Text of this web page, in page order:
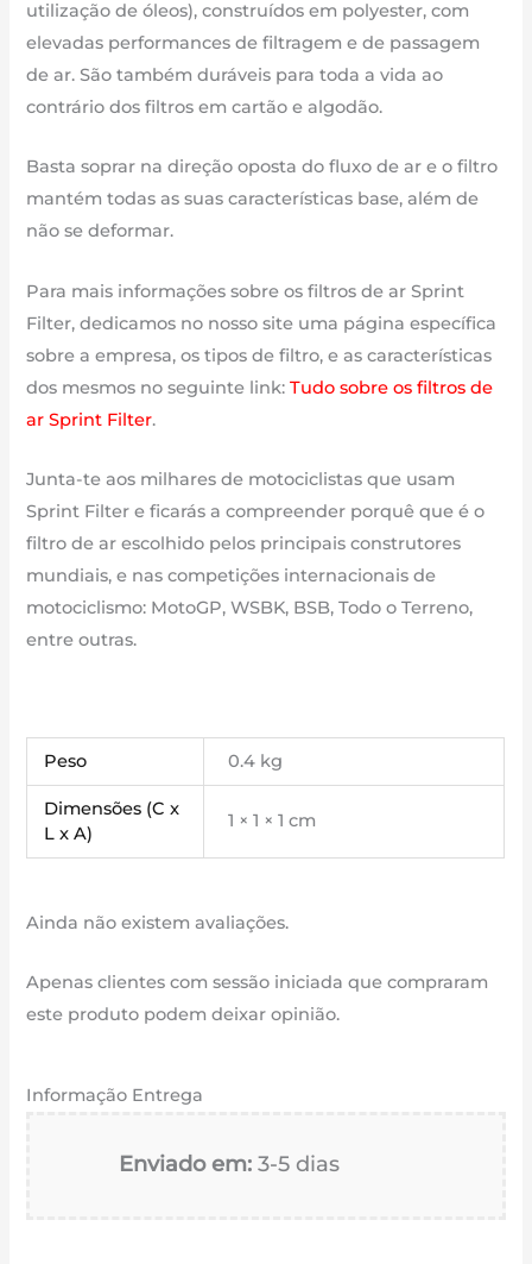
utilização de óleos), construídos em polyester, com
elevadas performances de filtragem e de passagem
de ar. São também duráveis para toda a vida ao
contrário dos filtros em cartão e algodão.
Basta soprar na direção oposta do fluxo de ar e o filtro
mantém todas as suas características base, além de
não se deformar.
Para mais informações sobre os filtros de ar Sprint
Filter, dedicamos no nosso site uma página específica
sobre a empresa, os tipos de filtro, e as características
dos mesmos no seguinte link:Tudo sobre os filtros de
ar Sprint Filter.
Junta-te aos milhares de motociclistas que usam
Sprint Filter e ficarás a compreender porquê que é o
filtro de ar escolhido pelos principais construtores
mundiais, e nas competições internacionais de
motociclismo: MotoGP, WSBK, BSB, Todo o Terreno,
entre outras.
Peso 0.4 kg
Dimensões (C x
L x A)
1 × 1 × 1 cm
Ainda não existem avaliações.
Apenas clientes com sessão iniciada que compraram
este produto podem deixar opinião.
Informação Entrega
Enviado em: 3-5 dias